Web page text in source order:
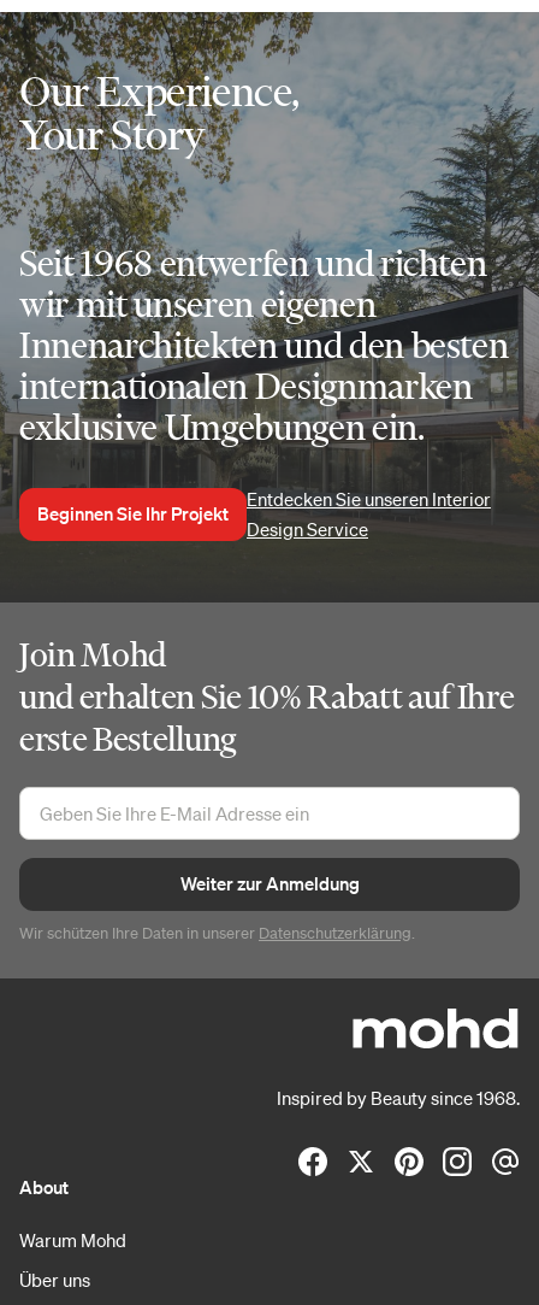
Our Experience,
Your Story
Seit 1968 entwerfen und richten
wir mit unseren eigenen
Innenarchitekten und den besten
internationalen Designmarken
exklusive Umgebungen ein.
Beginnen Sie Ihr Projekt
Entdecken Sie unseren Interior
Design Service
Join Mohd
und erhalten Sie 10% Rabatt auf Ihre
erste Bestellung
Weiter zur Anmeldung
Wir schützen Ihre Daten in unserer Datenschutzerklärung.
Inspired by Beauty since 1968.
About
Warum Mohd
Über uns